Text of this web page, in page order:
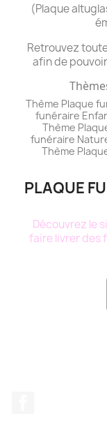
(Plaque
Retrouvez
afin de
Thème Plaque
funéraire
Thème
funéraire
Thème
PLAQUE
Découvrez le
faire livrer des